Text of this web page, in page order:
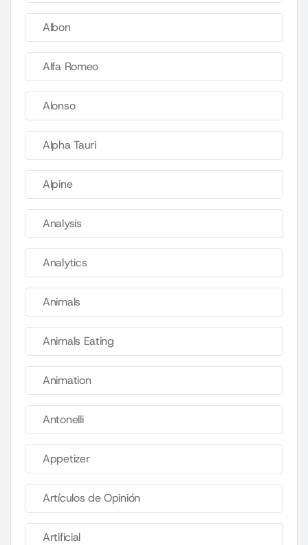
Albon
Alfa Romeo
Alonso
Alpha Tauri
Alpine
Analysis
Analytics
Animals
Animals Eating
Animation
Antonelli
Appetizer
Artículos de Opinión
Artificial